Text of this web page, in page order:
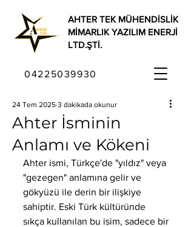
04225039930
AHTER TEK MÜHENDİSLİK
MİMARLIK YAZILIM ENERJİ
LTD.ŞTİ.
Ahter İsminin
Anlamı ve Kökeni
24 Tem 2025 3 dakikada okunur
Ahter ismi, Türkçe'de "yıldız" veya
"gezegen" anlamına gelir ve
gökyüzü ile derin bir ilişkiye
sahiptir. Eski Türk kültüründe
sıkça kullanılan bu isim, sadece bir